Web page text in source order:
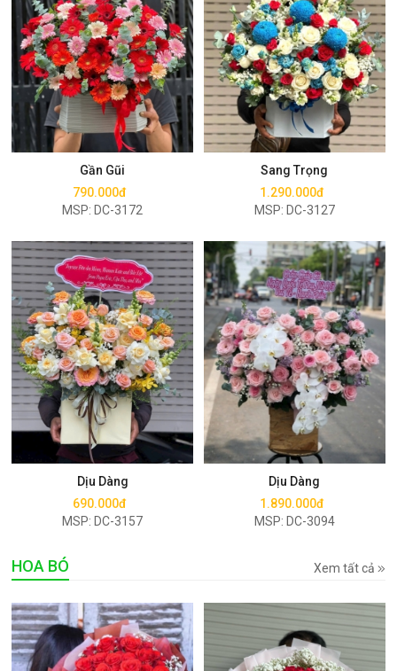
Gần Gũi
790.000đ
MSP: DC-3172
Mua ngay
Sang Trọng
1.290.000đ
MSP: DC-3127
Mua ngay
Dịu Dàng
690.000đ
MSP: DC-3157
Mua ngay
Dịu Dàng
1.890.000đ
MSP: DC-3094
Mua ngay
HOA BÓ Xem tất cả